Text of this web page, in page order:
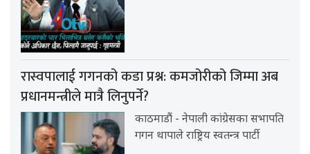
रास्वपालाई गगनको कडा प्रश्न: कमजोरीको जिम्मा अब
प्रधानमन्त्रीले मात्रै लिनुपर्ने?
काठमाडौं - नेपाली कांग्रेसका सभापति
गगन थापाले राष्ट्रिय स्वतन्त्र पार्टी